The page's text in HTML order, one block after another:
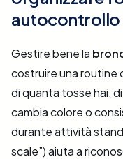
autocontrollo
Gestire bene la
costruire una routine
di quanta tosse hai,
cambia colore o
durante attività
scale”) aiuta a